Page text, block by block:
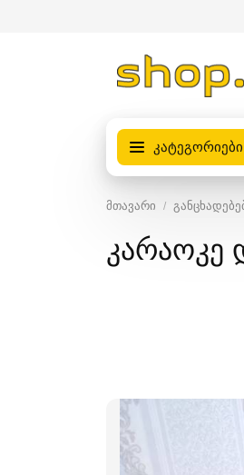
კატეგორიები
მთავარი
კარაოკე